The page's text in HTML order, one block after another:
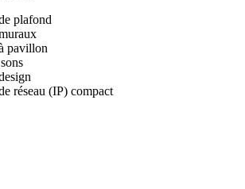
plafond
pavillon
réseau (IP) compact